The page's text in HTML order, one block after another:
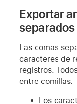
Exportar
Las comas
caracteres de
registros.
entre comillas.
Los